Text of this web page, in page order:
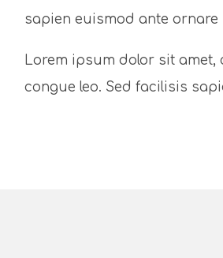
sapien euismod ante ornare
Lorem ipsum dolor sit
congue leo. Sed facilisis